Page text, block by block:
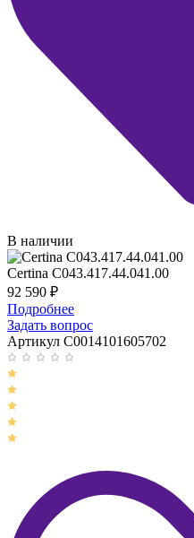
В наличии
Certina C043.417.44.041.00
92 590 ₽
Подробнее
Задать вопрос
Артикул C0014101605702